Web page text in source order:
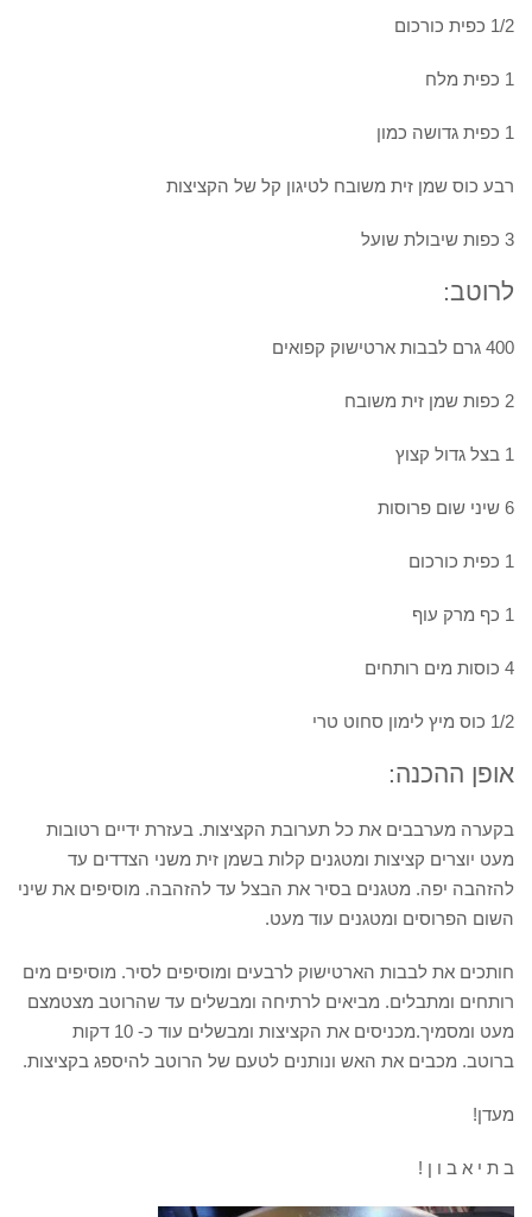
1/2 כפית כורכום
1 כפית מלח
1 כפית גדושה כמון
רבע כוס שמן זית משובח לטיגון קל של הקציצות
3 כפות שיבולת שועל
לרוטב:
400 גרם לבבות ארטישוק קפואים
2 כפות שמן זית משובח
1 בצל גדול קצוץ
6 שיני שום פרוסות
1 כפית כורכום
1 כף מרק עוף
4 כוסות מים רותחים
1/2 כוס מיץ לימון סחוט טרי
אופן ההכנה:
בקערה מערבבים את כל תערובת הקציצות. בעזרת ידיים רטובות
מעט יוצרים קציצות ומטגנים קלות בשמן זית משני הצדדים עד
להזהבה יפה. מטגנים בסיר את הבצל עד להזהבה. מוסיפים את שיני
השום הפרוסים ומטגנים עוד מעט.
חותכים את לבבות הארטישוק לרבעים ומוסיפים לסיר. מוסיפים מים
רותחים ומתבלים. מביאים לרתיחה ומבשלים עד שהרוטב מצטמצם
מעט ומסמיך.מכניסים את הקציצות ומבשלים עוד כ- 10 דקות
ברוטב. מכבים את האש ונותנים לטעם של הרוטב להיספג בקציצות.
מעדן!
ב ת י א ב ו ן !